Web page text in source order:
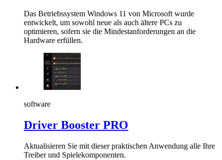
Das Betriebssystem Windows 11 von Microsoft wurde
entwickelt, um sowohl neue als auch ältere PCs zu
optimieren, sofern sie die Mindestanforderungen an die
Hardware erfüllen.
software
Driver Booster PRO
Aktualisieren Sie mit dieser praktischen Anwendung alle Ihre
Treiber und Spielekomponenten.